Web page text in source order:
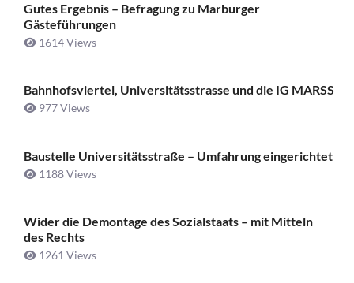
Gutes Ergebnis – Befragung zu Marburger
Gästeführungen
1614 Views
Bahnhofsviertel, Universitätsstrasse und die IG MARSS
977 Views
Baustelle Universitätsstraße ­– Umfahrung eingerichtet
1188 Views
Wider die Demontage des Sozialstaats – mit Mitteln
des Rechts
1261 Views